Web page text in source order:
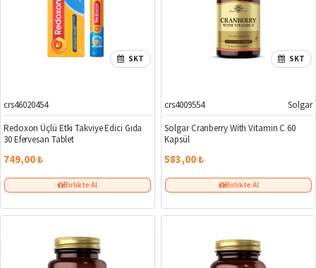
SKT
crs46020454
Redoxon Üçlü Etki Takviye Edici Gıda
30 Efervesan Tablet
749,00 ₺
Birlikte Al
SKT
crs4009554
Solgar
Solgar Cranberry With Vitamin C 60
Kapsül
583,00 ₺
Birlikte Al